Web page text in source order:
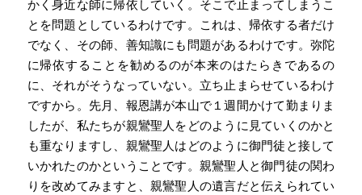
かく身近な師に帰依していく。そこで止まってしまうこ
とを問題としているわけです。これは、帰依する者だけ
でなく、その師、善知識にも問題があるわけです。弥陀
に帰依することを勧めるのが本来のはたらきであるの
に、それがそうなっていない。立ち止まらせているわけ
ですから。先月、報恩講が本山で１週間かけて勤まりま
したが、私たちが親鸞聖人をどのように見ていくのかと
も重なりますし、親鸞聖人はどのように御門徒と接して
いかれたのかということです。親鸞聖人と御門徒の関わ
りを改めてみますと、親鸞聖人の遺言だと伝えられてい